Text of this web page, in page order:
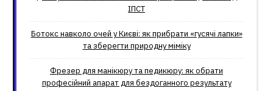
ІПСТ
Ботокс навколо очей у Києві: як прибрати «гусячі лапки»
та зберегти природну міміку
Фрезер для манікюру та педикюру: як обрати
професійний апарат для бездоганного результату